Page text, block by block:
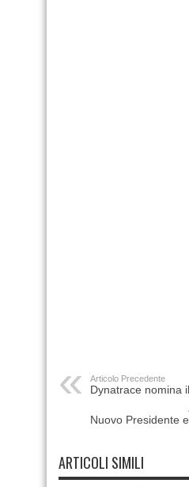
Articolo Precedente
Dynatrace nomina
Nuovo Presidente
ARTICOLI SIMILI